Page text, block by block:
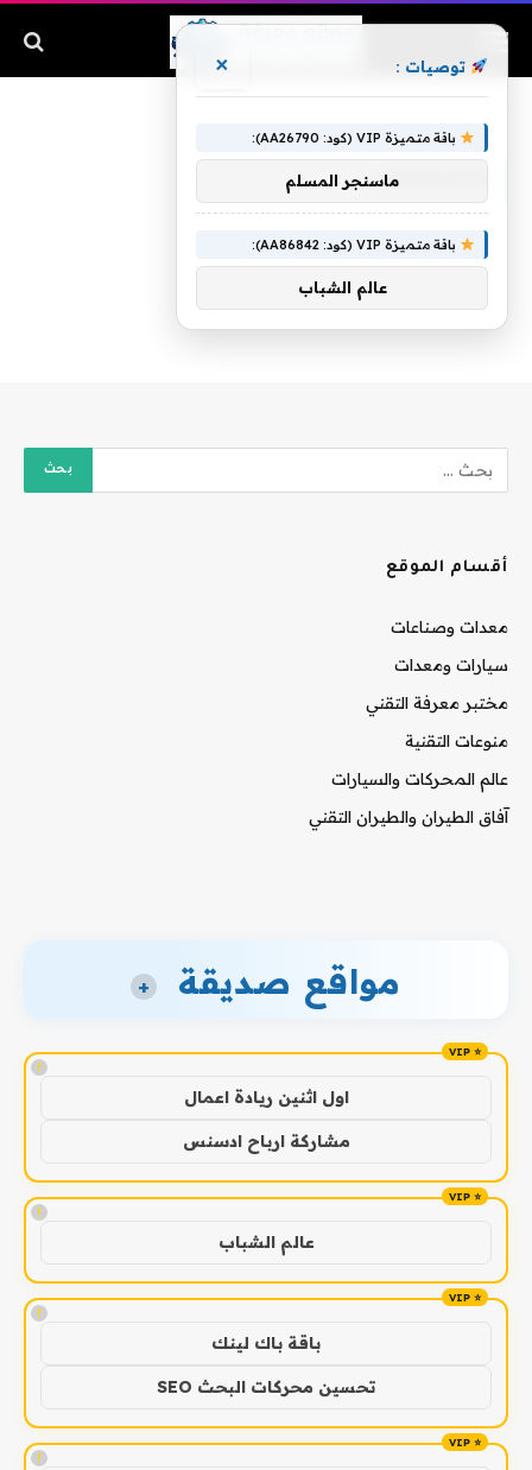
وأرضعتهم
أقسام الموقع
معدات وصناعات
سيارات ومعدات
مختبر معرفة التقني
منوعات التقنية
عالم المحركات والسيارات
آفاق الطيران والطيران التقني
مواقع صديقة +
!
اول اثنين ريادة اعمال
مشاركة ارباح ادسنس
!
عالم الشباب
!
باقة باك لينك
تحسين محركات البحث SEO
!
توصيات : ×
باقة متميزة VIP (كود: AA26790):
ماسنجر المسلم
باقة متميزة VIP (كود: AA86842):
عالم الشباب